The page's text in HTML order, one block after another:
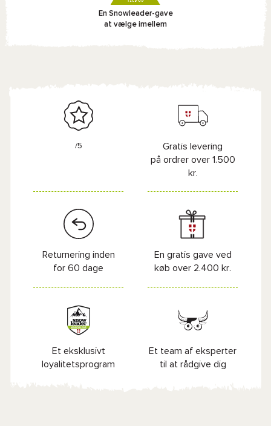
En Snowleader-gave
at vælge imellem
/5
Gratis levering
på ordrer over 1.500
kr.
Returnering inden
for 60 dage
En gratis gave ved
køb over 2.400 kr.
Et eksklusivt
loyalitetsprogram
Et team af eksperter
til at rådgive dig